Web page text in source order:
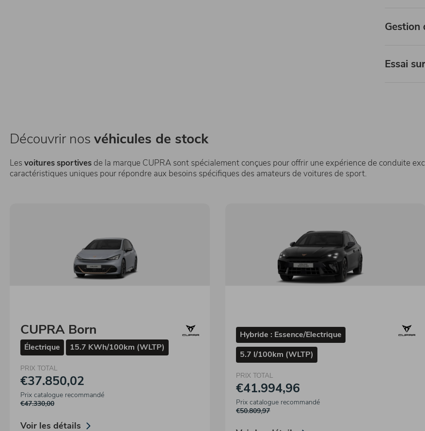
Gestion
Essai
Découvrir nos véhicules de stock
Les voituressportives de la marque CUPRA sont spécialement conçues pour offrir une expérience de conduite
caractéristiques uniques pour répondre aux besoins spécifiques des amateurs de voitures de sport.
CUPRA Born
Électrique 15.7 KWh/100km (WLTP)
PRIX TOTAL
€37.850,02
Prix catalogue recommandé
€47.330,00
Voir les détails
Hybride : Essence/Electrique
5.7 l/100km (WLTP)
PRIX TOTAL
€41.994,96
Prix catalogue recommandé
€50.809,97